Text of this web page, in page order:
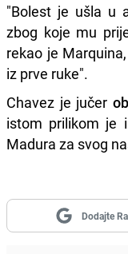
"Bolest je ušla u
zbog koje mu
rekao je
iz prve ruke".
Chavez je jučer
istom prilikom je
Madura za svog
Dodajte